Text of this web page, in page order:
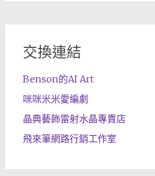
交換連結
Benson的AI Art
咪咪米米愛編劇
晶典藝飾雷射水晶專賣店
飛來筆網路行銷工作室